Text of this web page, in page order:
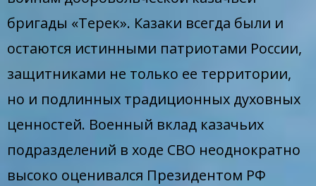
бригады «Терек». Казаки всегда были и
остаются истинными патриотами России,
защитниками не только ее территории,
но и подлинных традиционных духовных
ценностей. Военный вклад казачьих
подразделений в ходе СВО неоднократно
высоко оценивался Президентом РФ